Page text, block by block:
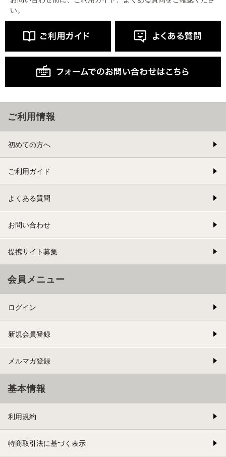
い。
ご利用情報
初めての方へ
ご利用ガイド
よくある質問
お問い合わせ
提携サイト募集
会員メニュー
ログイン
新規会員登録
メルマガ登録
基本情報
利用規約
特商取引法に基づく表示